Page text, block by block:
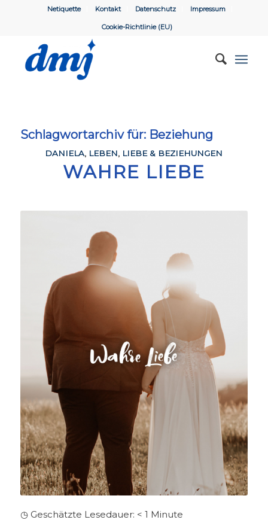
Netiquette Kontakt Datenschutz Impressum
Cookie-Richtlinie (EU)
Schlagwortarchiv für: Beziehung
DANIELA, LEBEN, LIEBE & BEZIEHUNGEN
WAHRE LIEBE
◷ Geschätzte Lesedauer: < 1 Minute